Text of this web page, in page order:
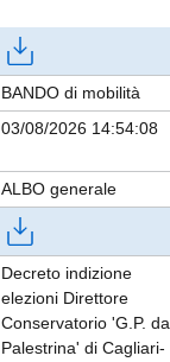
BANDO di mobilità
03/08/2026 14:54:08
ALBO generale
Decreto indizione
elezioni Direttore
Conservatorio 'G.P. da
Palestrina' di Cagliari-